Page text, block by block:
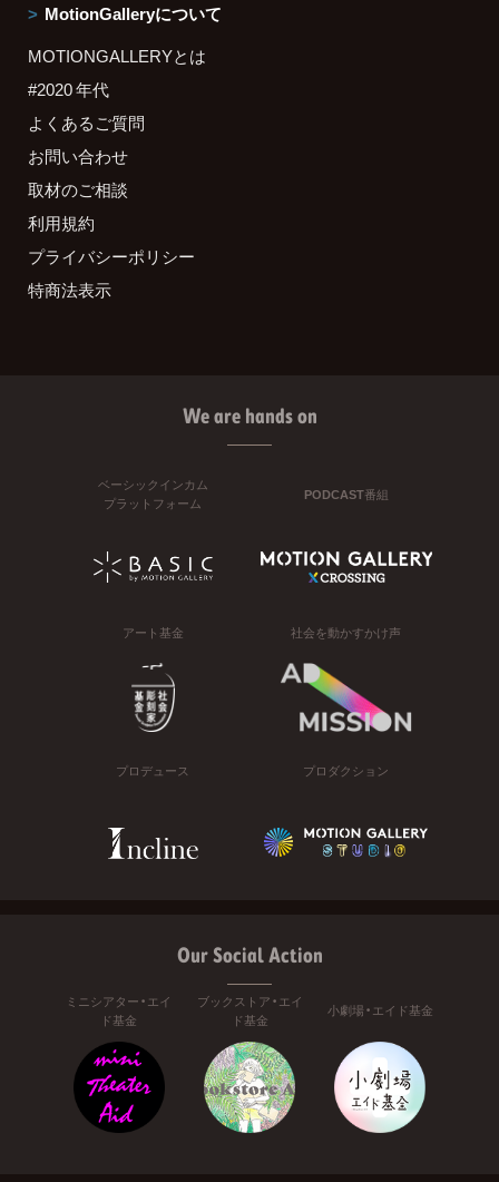
MotionGalleryについて
MOTIONGALLERYとは
#2020 年代
よくあるご質問
お問い合わせ
取材のご相談
利用規約
プライバシーポリシー
特商法表示
We are hands on
ベーシックインカム
プラットフォーム
PODCAST番組
アート基金 社会を動かすかけ声
プロデュース プロダクション
Our Social Action
ミニシアター・エイ
ド基金
ブックストア・エイ
ド基金
小劇場・エイド基金